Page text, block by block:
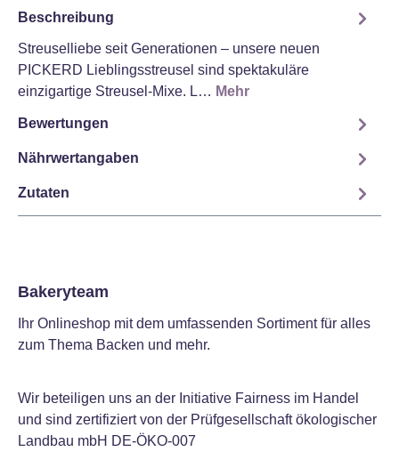
Beschreibung
Streuselliebe seit Generationen – unsere neuen
PICKERD Lieblingsstreusel sind spektakuläre
einzigartige Streusel-Mixe. L… Mehr
Bewertungen
Nährwertangaben
Zutaten
Bakeryteam
Ihr Onlineshop mit dem umfassenden Sortiment für alles
zum Thema Backen und mehr.
Wir beteiligen uns an der Initiative Fairness im Handel
und sind zertifiziert von der Prüfgesellschaft ökologischer
Landbau mbH DE-ÖKO-007